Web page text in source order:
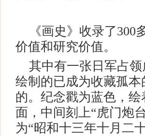
《画史》收录了300
价值和研究价值。
其中有一张日军占领
绘制的已成为收藏孤
的。纪念戳为蓝色，
面，中间刻上“虎门炮
为“昭和十三年十月二